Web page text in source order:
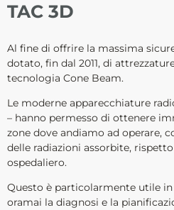
TAC 3D
Al fine di offrire la massima
dotato, fin dal 2011, di
tecnologia Cone Beam.
Le moderne apparecchiature
– hanno permesso di ottenere
zone dove andiamo ad operare,
delle radiazioni assorbite,
ospedaliero.
Questo è particolarmente utile in
oramai la diagnosi e la